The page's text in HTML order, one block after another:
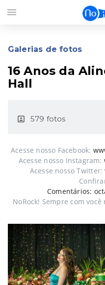
Galerias de fotos
16 Anos da
Hall
portrait 579 fotos
Acesse nosso Facebook:
Acesse nosso Instagram:
Acesse nosso Twitter:
Comentários:
NoRock! Sempre com
menu